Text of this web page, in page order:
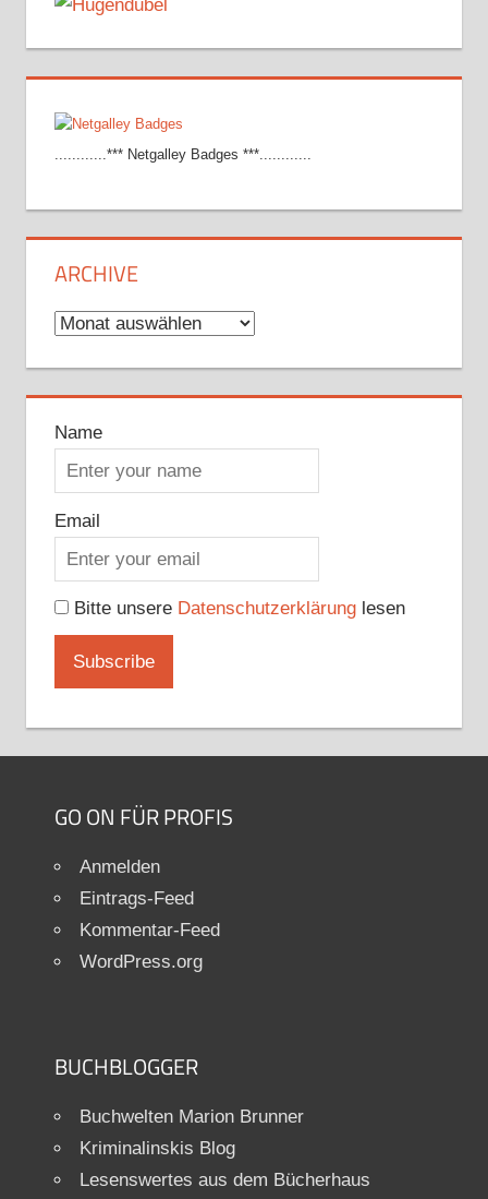
............*** Netgalley Badges ***............
ARCHIVE
Archive
Name
Email
Bitte unsere Datenschutzerklärunglesen
GO ON FÜR PROFIS
Anmelden
Eintrags-Feed
Kommentar-Feed
WordPress.org
BUCHBLOGGER
Buchwelten Marion Brunner
Kriminalinskis Blog
Lesenswertes aus dem Bücherhaus